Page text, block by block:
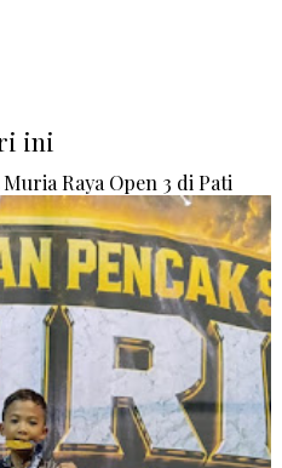
ini
Raya Open 3 di Pati